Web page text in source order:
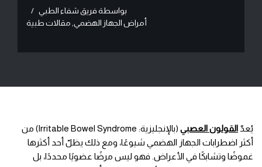
بواسطة فريق شفاء الطبي
أمراض الجهاز الهضمي مقالات طبية
يُعدّ القولون العصبي
(بالإنجليزية: Irritable Bowel Syndrome) من
أكثر اضطرابات الجهاز الهضمي شيوعًا، ومع ذلك يظلّ أحد أكثرها
غموضًا وتشابكًا في الأعراض. فهو ليس مرضًا عضويًا محددًا، بل